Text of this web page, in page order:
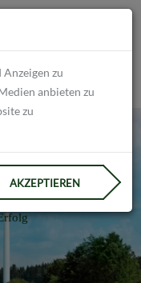
zu
anbieten zu
zu
AKZEPTIEREN